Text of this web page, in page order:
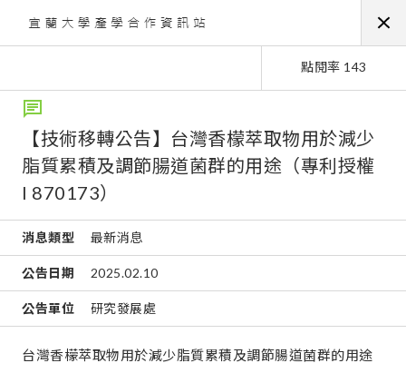
點閱率 143
【技術移轉公告】台灣香檬萃取物用於減少
脂質累積及調節腸道菌群的用途（專利授權
I 870173）
消息類型 最新消息
公告日期 2025.02.10
公告單位 研究發展處
台灣香檬萃取物用於減少脂質累積及調節腸道菌群的用途